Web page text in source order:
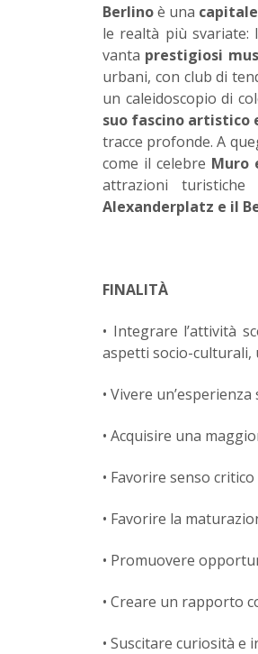
Berlinoè una
le realtà più svariate:
vanta prestigiosi
urbani, con club di
un caleidoscopio di
suo fascino artistico
tracce profonde. A
come il celebre Muro
attrazioni
Alexanderplatz e il
FINALITÀ
• Integrare l’attività
aspetti socio-culturali,
• Vivere
• Acquisire una
• Favorire senso
• Favorire la
• Promuovere
• Creare un rapporto
• Suscitare curiosità e